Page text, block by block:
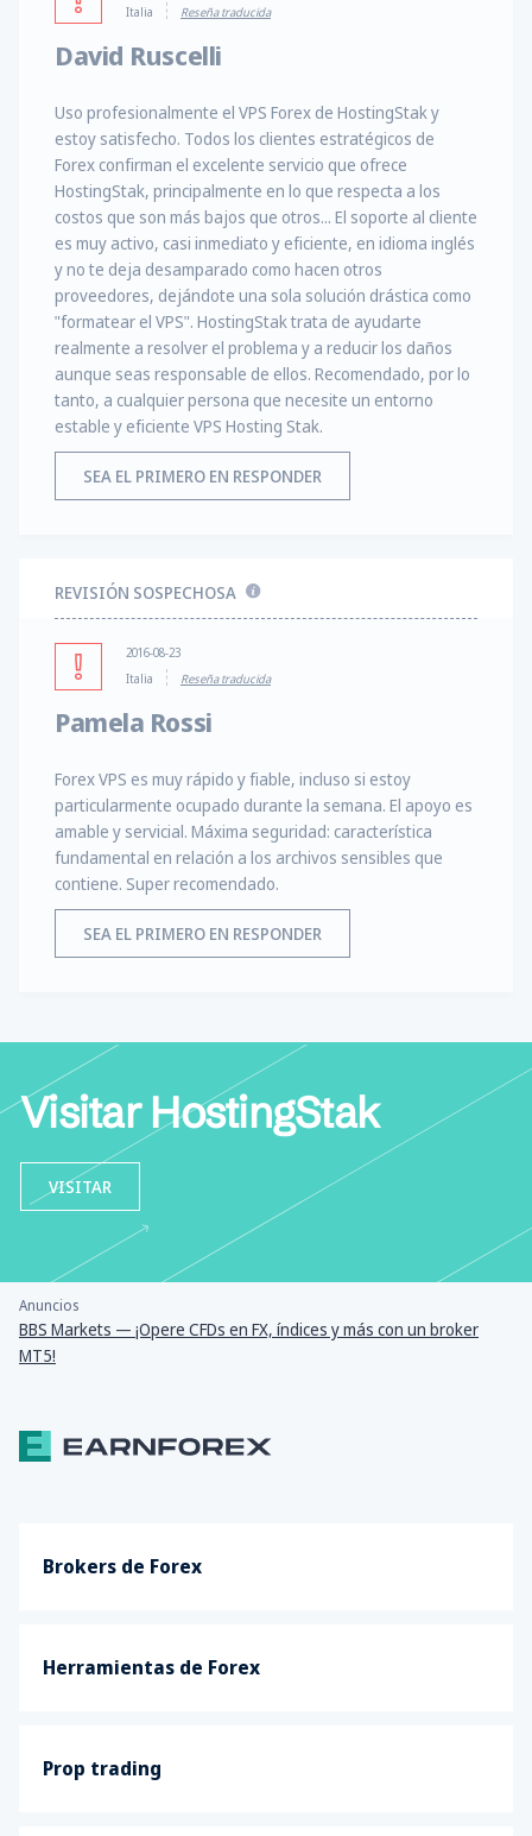
Italia Reseña traducida
David Ruscelli
Uso profesionalmente el VPS Forex de HostingStak y
estoy satisfecho. Todos los clientes estratégicos de
Forex confirman el excelente servicio que ofrece
HostingStak, principalmente en lo que respecta a los
costos que son más bajos que otros... El soporte al cliente
es muy activo, casi inmediato y eficiente, en idioma inglés
y no te deja desamparado como hacen otros
proveedores, dejándote una sola solución drástica como
"formatear el VPS". HostingStak trata de ayudarte
realmente a resolver el problema y a reducir los daños
aunque seas responsable de ellos. Recomendado, por lo
tanto, a cualquier persona que necesite un entorno
estable y eficiente VPS Hosting Stak.
SEA EL PRIMERO EN RESPONDER
REVISIÓN SOSPECHOSA
2016-08-23
Italia
Reseña traducida
Pamela Rossi
Forex VPS es muy rápido y fiable, incluso si estoy
particularmente ocupado durante la semana. El apoyo es
amable y servicial. Máxima seguridad: característica
fundamental en relación a los archivos sensibles que
contiene. Super recomendado.
SEA EL PRIMERO EN RESPONDER
Visitar HostingStak
VISITAR
Anuncios
BBS Markets — ¡Opere CFDs en FX, índices y más con un broker
MT5!
Brokers de Forex
Herramientas de Forex
Prop trading